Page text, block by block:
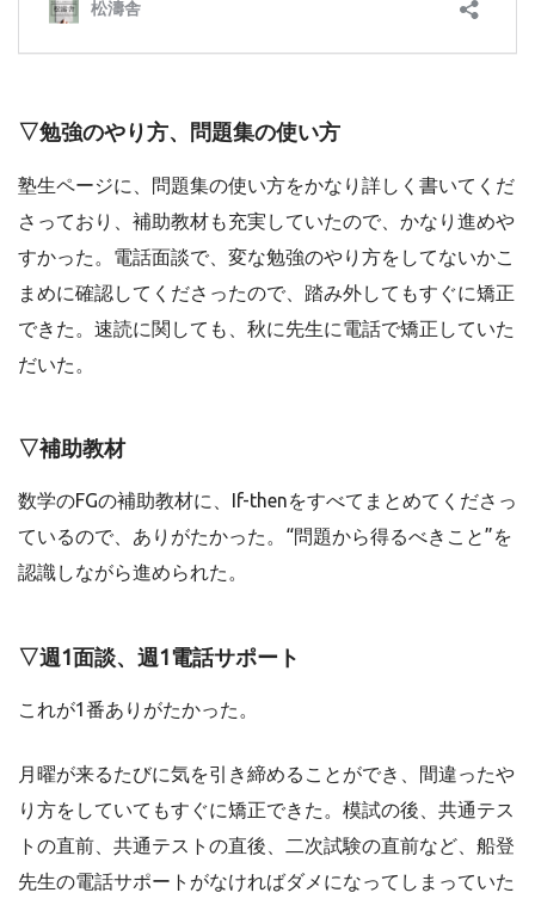
▽勉強のやり方、問題集の使い方
塾生ページに、問題集の使い方をかなり詳しく書いてくだ
さっており、補助教材も充実していたので、かなり進めや
すかった。電話面談で、変な勉強のやり方をしてないかこ
まめに確認してくださったので、踏み外してもすぐに矯正
できた。速読に関しても、秋に先生に電話で矯正していた
だいた。
▽補助教材
数学のFGの補助教材に、If-thenをすべてまとめてくださっ
ているので、ありがたかった。“問題から得るべきこと”を
認識しながら進められた。
▽週1面談、週1電話サポート
これが1番ありがたかった。
月曜が来るたびに気を引き締めることができ、間違ったや
り方をしていてもすぐに矯正できた。模試の後、共通テス
トの直前、共通テストの直後、二次試験の直前など、船登
先生の電話サポートがなければダメになってしまっていた